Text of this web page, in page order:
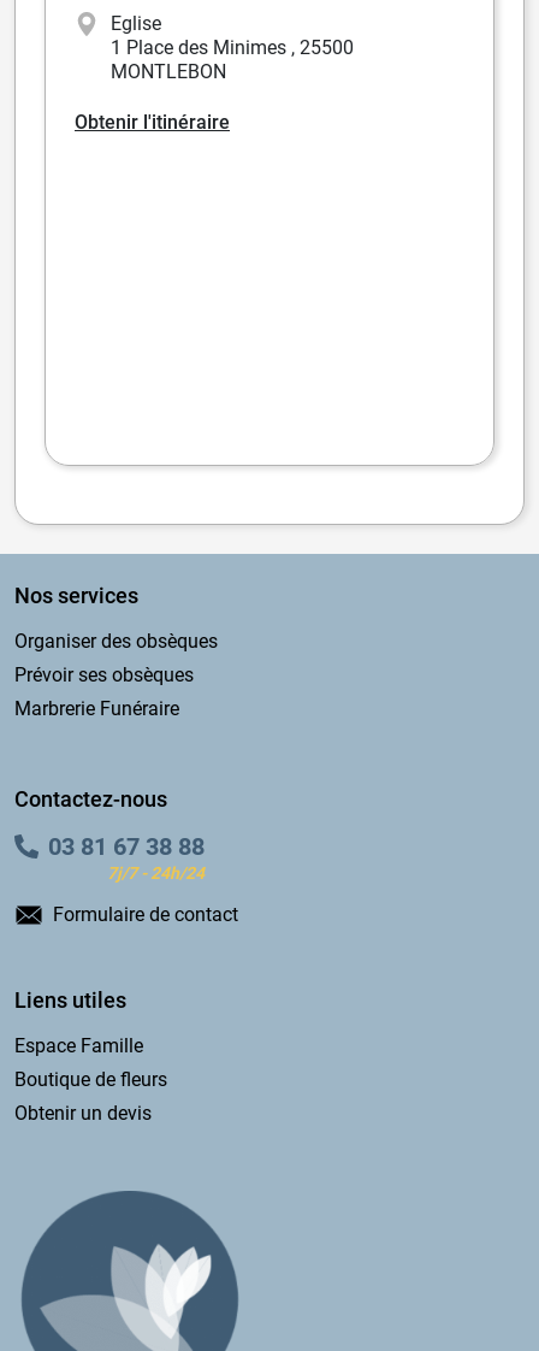
Eglise
1 Place des Minimes , 25500
MONTLEBON
Obtenir l'itinéraire
Nos services
Organiser des obsèques
Prévoir ses obsèques
Marbrerie Funéraire
Contactez-nous
03 81 67 38 88
7j/7 - 24h/24
Formulaire de contact
Liens utiles
Espace Famille
Boutique de fleurs
Obtenir un devis